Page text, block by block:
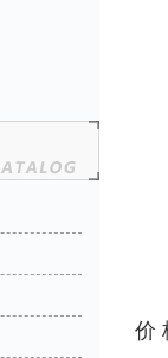
价